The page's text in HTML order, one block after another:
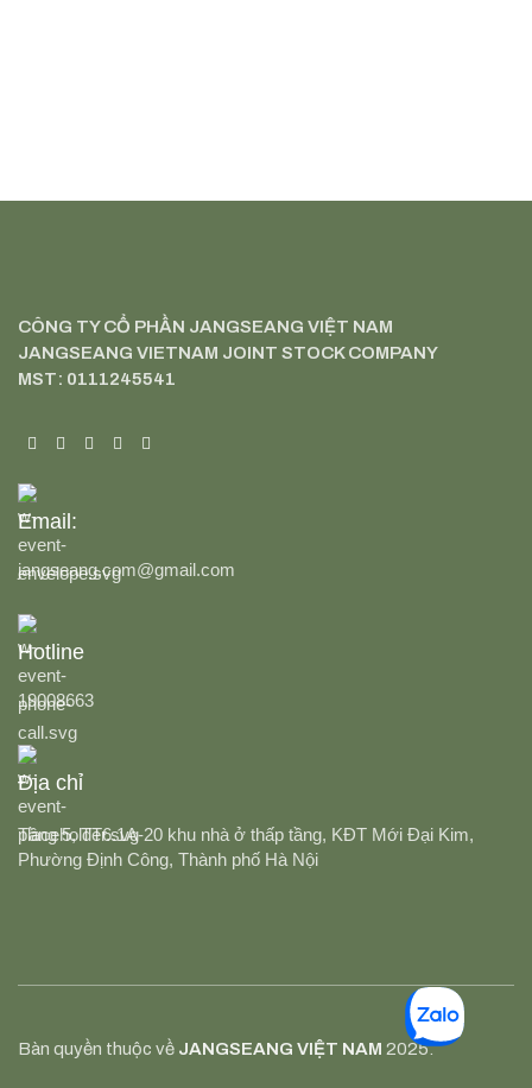
CÔNG TY CỔ PHẦN JANGSEANG VIỆT NAM
JANGSEANG VIETNAM JOINT STOCK COMPANY
MST: 0111245541
Email:
jangseang.com@gmail.com
Hotline
19008663
Địa chỉ
Tầng 5, TT6.1A-20 khu nhà ở thấp tầng, KĐT Mới Đại Kim,
Phường Định Công, Thành phố Hà Nội
Bàn quyền thuộc về JANGSEANG VIỆT NAM 2025.